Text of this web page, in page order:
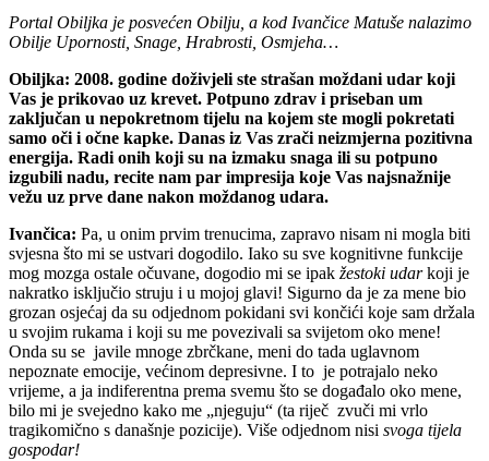
Portal Obiljka je posvećen Obilju, a kod Ivančice Matuše nalazimo
Obilje Upornosti, Snage, Hrabrosti, Osmjeha…
Obiljka: 2008. godine doživjeli ste strašan moždani udar koji
Vas je prikovao uz krevet. Potpuno zdrav i priseban um
zaključan u nepokretnom tijelu na kojem ste mogli pokretati
samo oči i očne kapke. Danas iz Vas zrači neizmjerna pozitivna
energija. Radi onih koji su na izmaku snaga ili su potpuno
izgubili nadu, recite nam par impresija koje Vas najsnažnije
vežu uz prve dane nakon moždanog udara.
Ivančica: Pa, u onim prvim trenucima, zapravo nisam ni mogla biti
svjesna što mi se ustvari dogodilo. Iako su sve kognitivne funkcije
mog mozga ostale očuvane, dogodio mi se ipak žestoki udarkoji je
nakratko isključio struju i u mojoj glavi! Sigurno da je za mene bio
grozan osjećaj da su odjednom pokidani svi končići koje sam držala
u svojim rukama i koji su me povezivali sa svijetom oko mene!
Onda su se javile mnoge zbrčkane, meni do tada uglavnom
nepoznate emocije, većinom depresivne. I to je potrajalo neko
vrijeme, a ja indiferentna prema svemu što se događalo oko mene,
bilo mi je svejedno kako me „njeguju“ (ta riječ zvuči mi vrlo
tragikomično s današnje pozicije). Više odjednom nisi svoga tijela
gospodar!